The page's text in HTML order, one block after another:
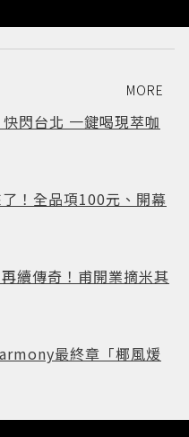
MORE
閃台北 一鍵喝現萃咖
！全品項100元、開幕
續傳奇！甫開業摘米其
最終章「椰風煖